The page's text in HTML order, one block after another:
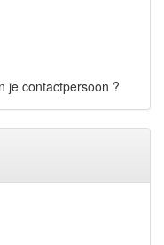
je contactpersoon ?